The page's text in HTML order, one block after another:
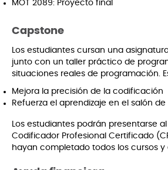
MOT 2089: Proyecto final
Capstone
Los estudiantes cursan una
junto con un taller práctico de
situaciones reales de programación.
Mejora la precisión de la codificación
Refuerza el aprendizaje en el salón de
Los estudiantes podrán presentarse
Codificador Profesional Certificado
hayan completado todos los cursos y